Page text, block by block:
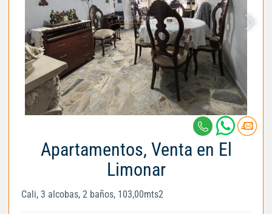
Apartamentos, Venta en El
Limonar
Cali, 3 alcobas, 2 baños, 103,00mts2